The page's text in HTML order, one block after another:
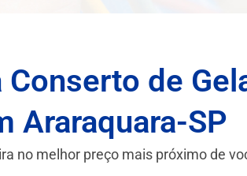
de
Araraquara-SP
no melhor preço mais próximo de